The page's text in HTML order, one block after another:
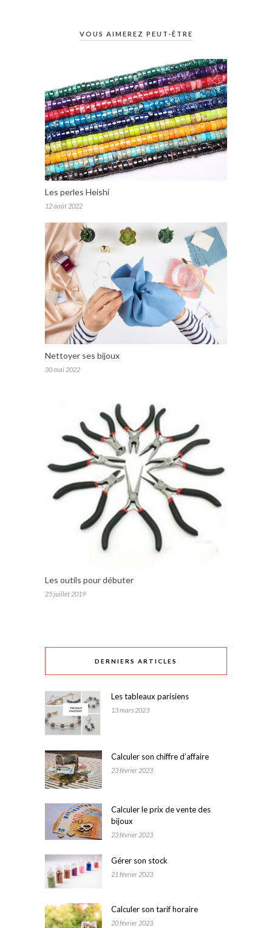
VOUS AIMEREZ PEUT-ÊTRE
Les perles Heishi
12 août 2022
Nettoyer ses bijoux
30 mai 2022
Les outils pour débuter
25 juillet 2019
DERNIERS ARTICLES
Les tableaux parisiens
13 mars 2023
Calculer son chiffre d’affaire
23 février 2023
Calculer le prix de vente des
bijoux
23 février 2023
Gérer son stock
21 février 2023
Calculer son tarif horaire
20 février 2023